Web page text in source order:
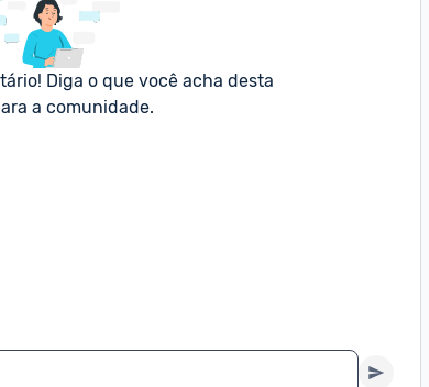
Diga o que você acha desta
a comunidade.